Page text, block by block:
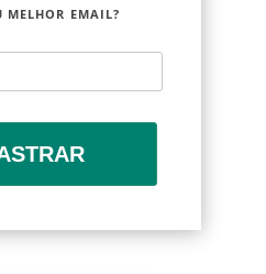
MELHOR EMAIL?